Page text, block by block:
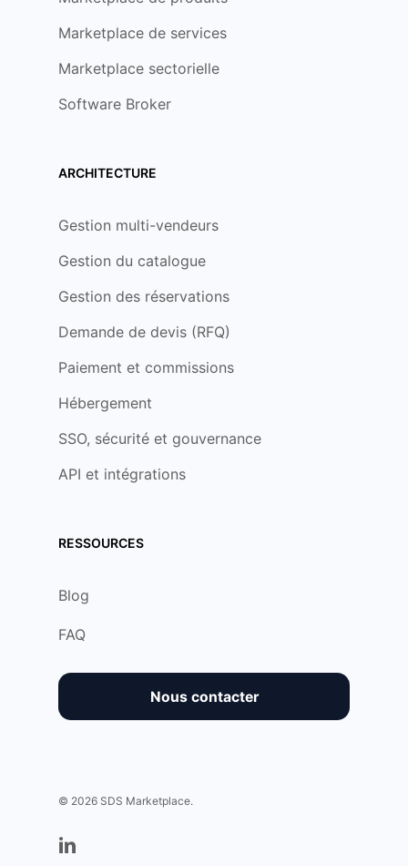
Marketplace de services
Marketplace sectorielle
Software Broker
ARCHITECTURE
Gestion multi-vendeurs
Gestion du catalogue
Gestion des réservations
Demande de devis (RFQ)
Paiement et commissions
Hébergement
SSO, sécurité et gouvernance
API et intégrations
RESSOURCES
Blog
FAQ
Nous contacter
© 2026 SDS Marketplace.
linkedin